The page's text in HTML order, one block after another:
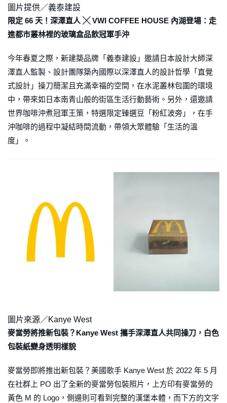
圖片提供／義泰建設
限定 66 天！深澤直人 ╳ VWI COFFEE HOUSE 內湖登場：走
進都市叢林裡的玻璃盒品飲冠軍手沖
今年春夏之際，新建築品牌「義泰建設」邀請日本設計大師深
澤直人監製、設計團隊築內國際以深澤直人的設計哲學「直覺
式設計」操刀簡潔且充滿幸福的空間，在水泥叢林包圍的環境
中，帶來如日本南青山般的街區生活行動藝術。另外，還邀請
世界咖啡沖煮冠軍王策，特選限定臻選豆「粉紅波旁」，在手
沖咖啡的過程中凝結時間流動，帶領大眾體驗「生活的溫
度」。
圖片來源／Kanye West
麥當勞將推新包裝？Kanye West 攜手深澤直人共同操刀，白色
包裝紙變身透明樣貌
麥當勞即將推出新包裝？美國歌手 Kanye West 於 2022 年 5 月
在社群上 PO 出了全新的麥當勞包裝照片，上方印有麥當勞的
黃色 M 的 Logo，側邊則可看到完整的漢堡本體，而下方的文字